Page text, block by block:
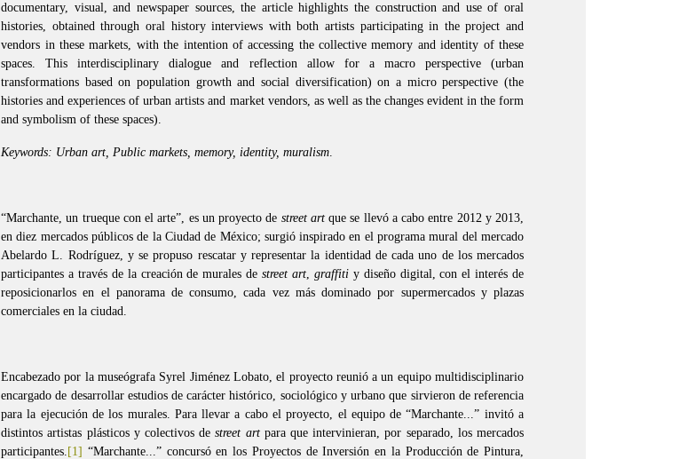
documentary, visual, and newspaper sources, the article highlights the construction and use of oral
histories, obtained through oral history interviews with both artists participating in the project and
vendors in these markets, with the intention of accessing the collective memory and identity of these
spaces. This interdisciplinary dialogue and reflection allow for a macro perspective (urban
transformations based on population growth and social diversification) on a micro perspective (the
histories and experiences of urban artists and market vendors, as well as the changes evident in the form
and symbolism of these spaces).
Keywords: Urban art, Public markets, memory, identity, muralism.
“Marchante, un trueque con el arte”, es un proyecto de street artque se llevó a cabo entre 2012 y 2013,
en diez mercados públicos de la Ciudad de México; surgió inspirado en el programa mural del mercado
Abelardo L. Rodríguez, y se propuso rescatar y representar la identidad de cada uno de los mercados
participantes a través de la creación de murales destreet art, graffitiy diseño digital, con el interés de
reposicionarlos en el panorama de consumo, cada vez más dominado por supermercados y plazas
comerciales en la ciudad.
Encabezado por la museógrafa Syrel Jiménez Lobato, el proyecto reunió a un equipo multidisciplinario
encargado de desarrollar estudios de carácter histórico, sociológico y urbano que sirvieron de referencia
para la ejecución de los murales. Para llevar a cabo el proyecto, el equipo de “Marchante...” invitó a
distintos artistas plásticos y colectivos destreet artpara que intervinieran, por separado, los mercados
participantes. [1] “Marchante...” concursó en los Proyectos de Inversión en la Producción de Pintura,